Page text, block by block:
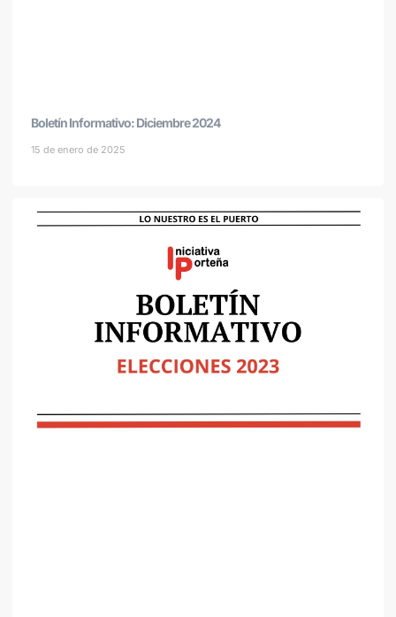
Boletín Informativo: Diciembre 2024
15 de enero de 2025